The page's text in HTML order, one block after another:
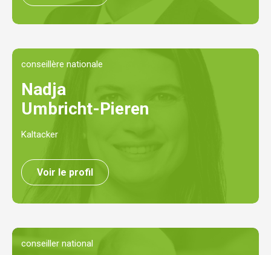
conseillère nationale
Nadja
Umbricht-Pieren
Kaltacker
Voir le profil
conseiller national